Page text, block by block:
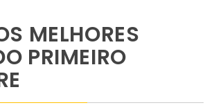
MELHORES
PRIMEIRO